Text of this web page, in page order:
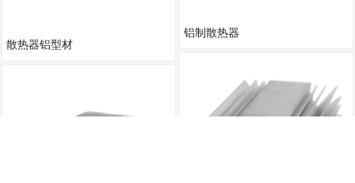
散热器铝型材
铝制散热器